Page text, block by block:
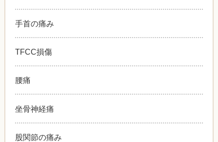
手首の痛み
TFCC損傷
腰痛
坐骨神経痛
股関節の痛み